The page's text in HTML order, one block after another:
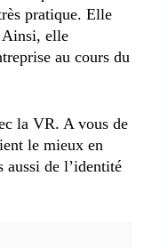
pratique. Elle
Ainsi, elle
au cours du
la VR. A vous de
le mieux en
de l’identité